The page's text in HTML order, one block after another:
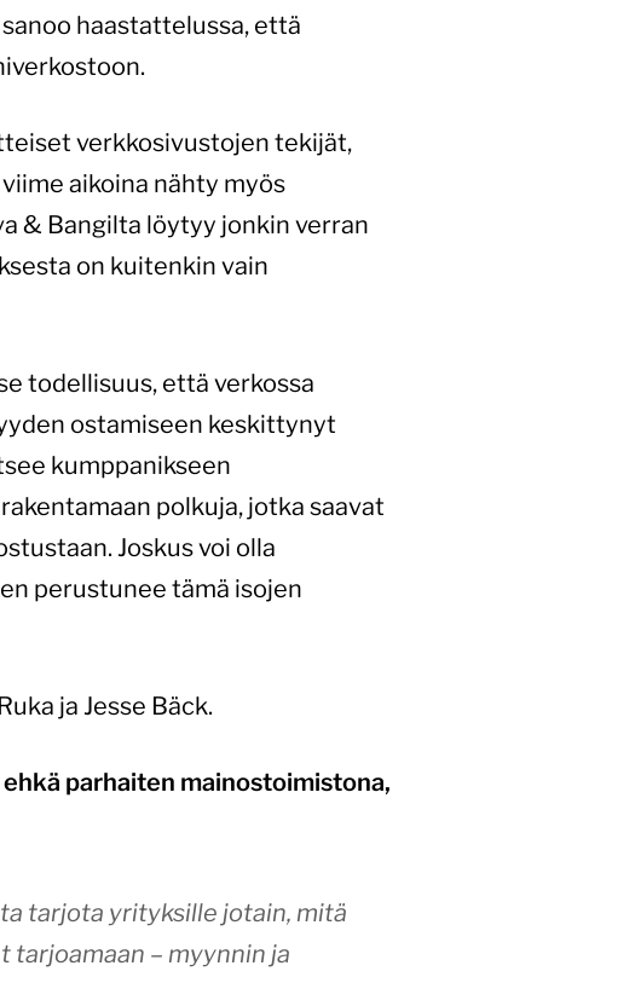
haastattelussa, että
verkkosivustojen tekijät,
aikoina nähty myös
& Bangilta löytyy jonkin verran
on kuitenkin vain
todellisuus, että verkossa
ostamiseen keskittynyt
kumppanikseen
polkuja, jotka saavat
Joskus voi olla
perustunee tämä isojen
ja Jesse Bäck.
parhaiten mainostoimistona,
tarjota yrityksille jotain, mitä
– myynnin ja